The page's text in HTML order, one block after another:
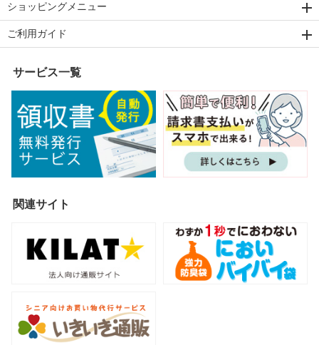
ショッピングメニュー
ご利用ガイド
サービス一覧
関連サイト